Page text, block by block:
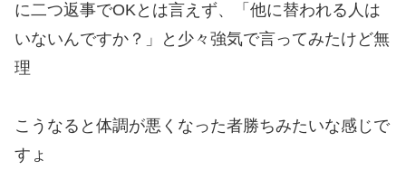
に二つ返事でOKとは言えず、「他に替われる人は
いないんですか？」と少々強気で言ってみたけど無
理
こうなると体調が悪くなった者勝ちみたいな感じで
すょ